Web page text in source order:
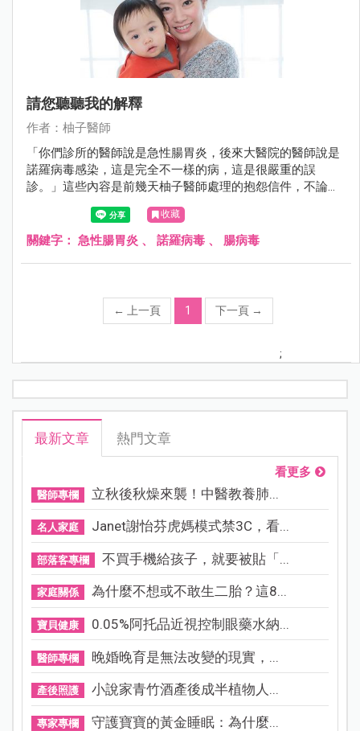
請您聽聽我的解釋
作者：柚子醫師
「你們診所的醫師說是急性腸胃炎，後來大醫院的醫師說是
諾羅病毒感染，這是完全不一樣的病，這是很嚴重的誤
診。」這些內容是前幾天柚子醫師處理的抱怨信件，不論柚
子醫師如何解釋，媽媽仍然認為柚子醫師在「狡辯」。
收藏
關鍵字： 急性腸胃炎 、 諾羅病毒 、 腸病毒
← 上一頁 1 下一頁 →
;
最新文章 熱門文章
看更多
醫師專欄 立秋後秋燥來襲！中醫教養肺...
名人家庭 Janet謝怡芬虎媽模式禁3C，看...
部落客專欄 不買手機給孩子，就要被貼「...
家庭關係 為什麼不想或不敢生二胎？這8...
寶貝健康 0.05%阿托品近視控制眼藥水納...
醫師專欄 晚婚晚育是無法改變的現實，...
產後照護 小說家青竹酒產後成半植物人...
專家專欄 守護寶寶的黃金睡眠：為什麼...